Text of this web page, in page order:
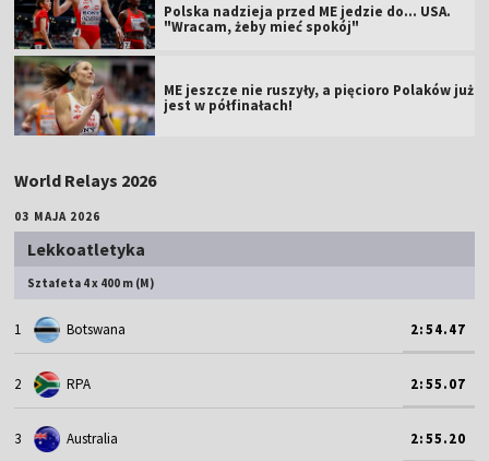
Polska nadzieja przed ME jedzie do... USA.
"Wracam, żeby mieć spokój"
ME jeszcze nie ruszyły, a pięcioro Polaków już
jest w półfinałach!
World Relays 2026
03 MAJA 2026
Lekkoatletyka
Sztafeta 4 x 400 m (M)
1 Botswana 2:54.47
2 RPA 2:55.07
3 Australia 2:55.20